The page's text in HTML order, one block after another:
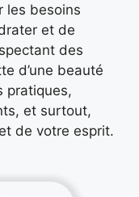
les besoins
et de
des
d’une beauté
pratiques,
et surtout,
de votre esprit.